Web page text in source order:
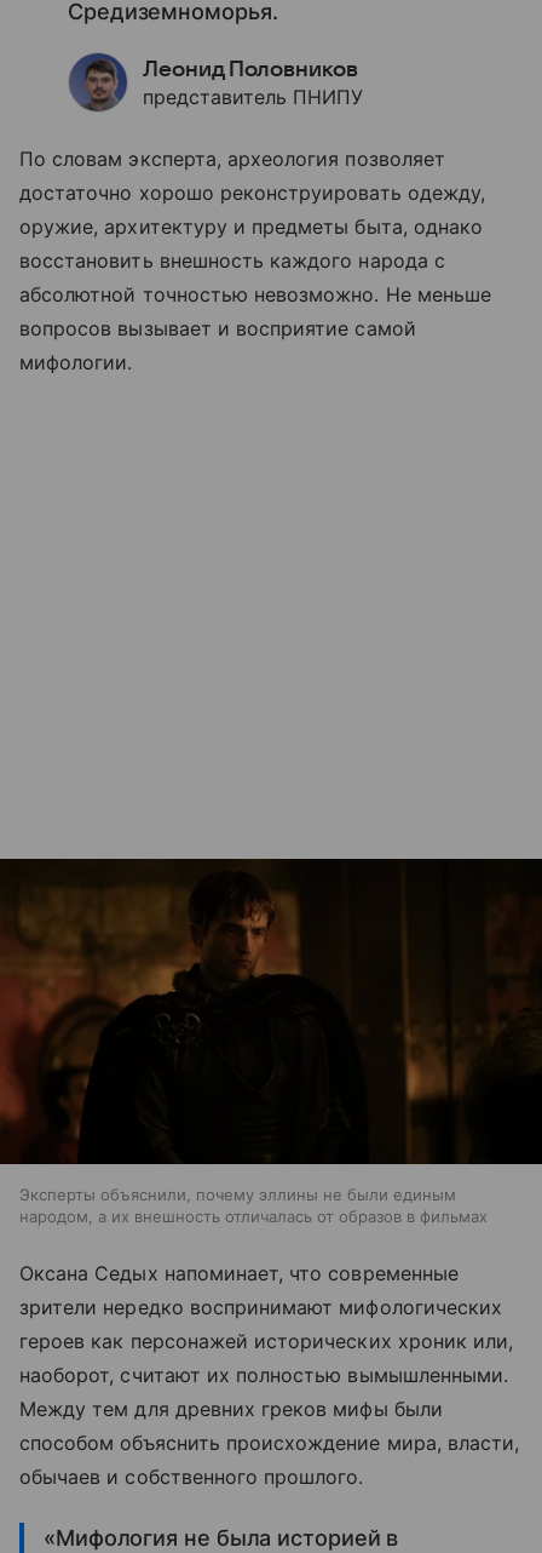
Средиземноморья.
Леонид Половников
представитель ПНИПУ
По словам эксперта, археология позволяет
достаточно хорошо реконструировать одежду,
оружие, архитектуру и предметы быта, однако
восстановить внешность каждого народа с
абсолютной точностью невозможно. Не меньше
вопросов вызывает и восприятие самой
мифологии.
Эксперты объяснили, почему эллины не были единым
народом, а их внешность отличалась от образов в фильмах
Оксана Седых напоминает, что современные
зрители нередко воспринимают мифологических
героев как персонажей исторических хроник или,
наоборот, считают их полностью вымышленными.
Между тем для древних греков мифы были
способом объяснить происхождение мира, власти,
обычаев и собственного прошлого.
«Мифология не была историей в